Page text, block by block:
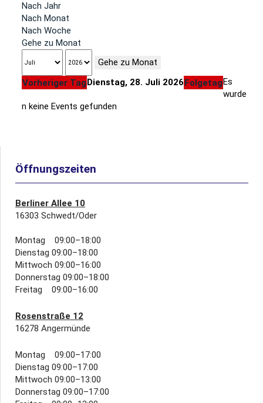
Nach Jahr
Nach Monat
Nach Woche
Gehe zu Monat
Gehe zu Monat
Vorheriger Tag Dienstag, 28. Juli 2026 Folgetag Es
wurde
n keine Events gefunden
Öffnungszeiten
Berliner Allee 10
16303 Schwedt/Oder
Montag 09:00–18:00
Dienstag 09:00–18:00
Mittwoch 09:00–16:00
Donnerstag 09:00–18:00
Freitag 09:00–16:00
Rosenstraße 12
16278 Angermünde
Montag 09:00–17:00
Dienstag 09:00–17:00
Mittwoch 09:00–13:00
Donnerstag 09:00–17:00